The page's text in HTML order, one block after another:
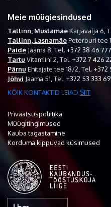
Meie müügiesindused
Tallinn, MustamäeKarjavälja 6,
Tallinn, LasnamäePeterburi tee
Paide Jaama 8, Tel. +372 38 46 777
Tartu Vitamiini 2, Tel. +372 7 426
Pärnu Ehitajate tee 18/2, Tel. +372
Jõhvi Jaama 51, Tel. +372 53 333
KÕIK KONTAKTID LEIAD SIIT
Privaatsuspoliitika
Müügitingimused
Kauba tagastamine
Korduma kippuvad küsimused